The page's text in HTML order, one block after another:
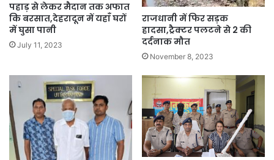
पहाड़ से लेकर मैदान तक अफात
कि बरसात,देहरादून में यहाँ घरों
में घुसा पानी
July 11, 2023
राजधानी में फिर सड़क
हादसा,ट्रैक्टर पलटने से 2 की
दर्दनाक मौत
November 8, 2023